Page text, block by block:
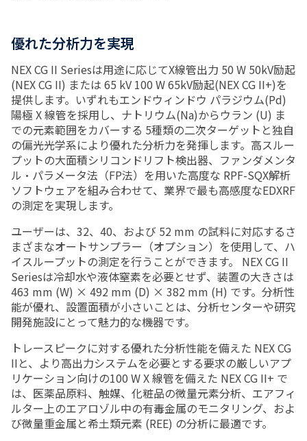
優れた分析力を実現
NEX CG II Seriesは用途に応じてX線管出力 50 W 50kV励起
(NEX CG II) または 65 kV 100 W 65kV励起(NEX CG II+)を
提供します。いずれもエンドウィンドウ パラジウム(Pd)
陽極 X 線管を採用し、ナトリウム(Na)からウラン (U) ま
での元素範囲をカバーする 5種類の二次ターゲットと独自
の偏光光学系により優れた分析力を発揮します。高スルー
プットの大面積シリコンドリフト検出器、ファンダメンタ
ル・パラメータ法（FP法）を用いた高度な RPF-SQX解析
ソフトウェアを組み合わせて、業界で最も高感度なEDXRF
の測定を実現します。
ユーザーは、32、40、および 52 mm の試料に対応するさ
まざまなオートサンプラー（オプション）を使用して、ハ
イスループットの測定を行うことができます。 NEX CG II
Seriesは冷却水や液体窒素を必要とせず、装置の大きさは
463 mm (W) × 492 mm (D) × 382 mm (H) です。分析性
能が優れ、設置面積が小さいことは、分析センターや研究
開発施設にとって魅力的な機器です。
トレースピークに対する優れた分析性能を備えた NEX CG
IIと、より高出力システムを必要とする要求の厳しいアプ
リケーション向けの100 W X 線管を備えた NEX CG II+ で
は、医薬品原料、触媒、化粧品の微量元素分析、エアフィ
ルター上のエアロゾル中の有毒金属のモニタリング、およ
び微量重金属と希土類元素 (REE) の分析に最適です。